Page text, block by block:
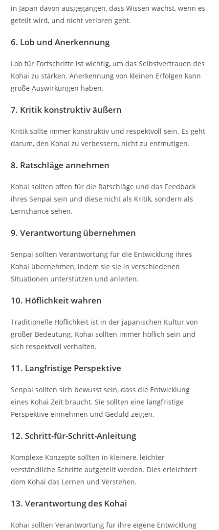
in Japan davon ausgegangen, dass Wissen wächst, wenn es
geteilt wird, und nicht verloren geht.
6. Lob und Anerkennung
Lob für Fortschritte ist wichtig, um das Selbstvertrauen des
Kohai zu stärken. Anerkennung von kleinen Erfolgen kann
große Auswirkungen haben.
7. Kritik konstruktiv äußern
Kritik sollte immer konstruktiv und respektvoll sein. Es geht
darum, den Kohai zu verbessern, nicht zu entmutigen.
8. Ratschläge annehmen
Kohai sollten offen für die Ratschläge und das Feedback
ihres Senpai sein und diese nicht als Kritik, sondern als
Lernchance sehen.
9.Verantwortung übernehmen
Senpai sollten Verantwortung für die Entwicklung ihres
Kohai übernehmen, indem sie sie in verschiedenen
Situationen unterstützen und anleiten.
10. Höflichkeit wahren
Traditionelle Höflichkeit ist in der japanischen Kultur von
großer Bedeutung. Kohai sollten immer höflich sein und
sich respektvoll verhalten.
11. Langfristige Perspektive
Senpai sollten sich bewusst sein, dass die Entwicklung
eines Kohai Zeit braucht. Sie sollten eine langfristige
Perspektive einnehmen und Geduld zeigen.
12.Schritt-für-Schritt-Anleitung
Komplexe Konzepte sollten in kleinere, leichter
verständliche Schritte aufgeteilt werden. Dies erleichtert
dem Kohai das Lernen und Verstehen.
13.Verantwortung des Kohai
Kohai sollten Verantwortung für ihre eigene Entwicklung